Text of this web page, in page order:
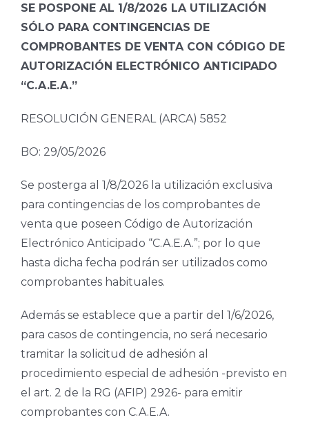
SE POSPONE AL 1/8/2026 LA UTILIZACIÓN
SÓLO PARA CONTINGENCIAS DE
COMPROBANTES DE VENTA CON CÓDIGO DE
AUTORIZACIÓN ELECTRÓNICO ANTICIPADO
“C.A.E.A.”
RESOLUCIÓN GENERAL (ARCA) 5852
BO: 29/05/2026
Se posterga al 1/8/2026 la utilización exclusiva
para contingencias de los comprobantes de
venta que poseen Código de Autorización
Electrónico Anticipado “C.A.E.A.”; por lo que
hasta dicha fecha podrán ser utilizados como
comprobantes habituales.
Además se establece que a partir del 1/6/2026,
para casos de contingencia, no será necesario
tramitar la solicitud de adhesión al
procedimiento especial de adhesión -previsto en
el art. 2 de la RG (AFIP) 2926- para emitir
comprobantes con C.A.E.A.